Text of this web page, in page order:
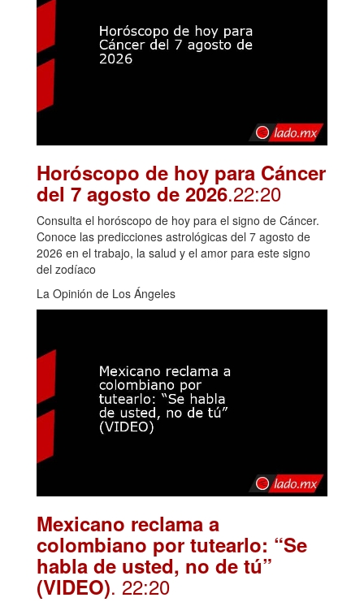
Horóscopo de hoy para Cáncer
del 7 agosto de 2026.22:20
Consulta el horóscopo de hoy para el signo de Cáncer.
Conoce las predicciones astrológicas del 7 agosto de
2026 en el trabajo, la salud y el amor para este signo
del zodíaco
La Opinión de Los Ángeles
Mexicano reclama a
colombiano por tutearlo: “Se
habla de usted, no de tú”
(VIDEO). 22:20